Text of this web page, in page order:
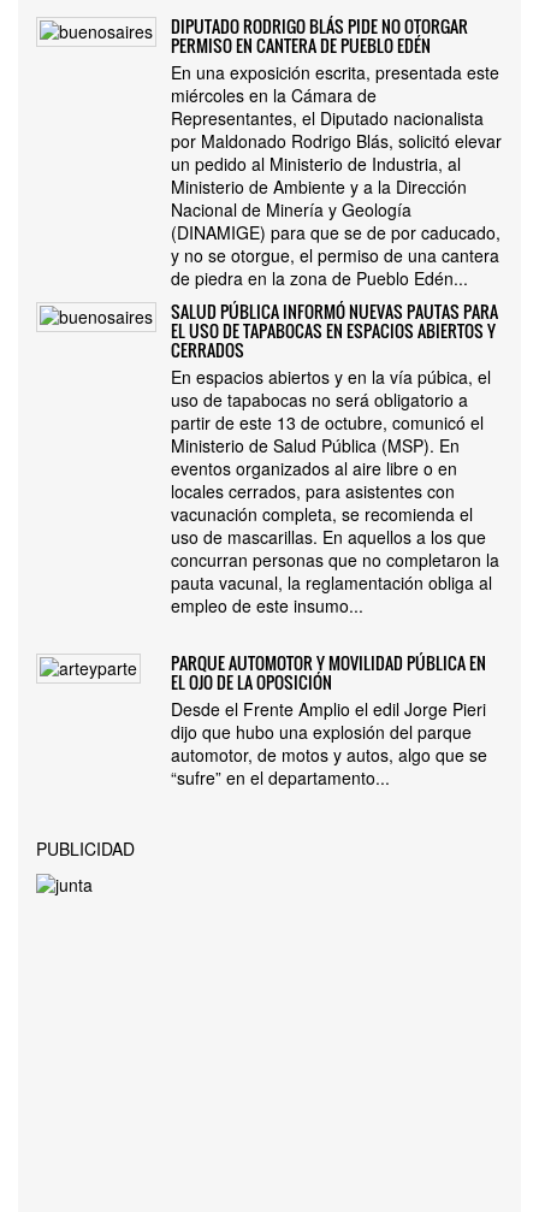
DIPUTADO RODRIGO BLÁS PIDE NO OTORGAR
PERMISO EN CANTERA DE PUEBLO EDÉN
En una exposición escrita, presentada este
miércoles en la Cámara de
Representantes, el Diputado nacionalista
por Maldonado Rodrigo Blás, solicitó elevar
un pedido al Ministerio de Industria, al
Ministerio de Ambiente y a la Dirección
Nacional de Minería y Geología
(DINAMIGE) para que se de por caducado,
y no se otorgue, el permiso de una cantera
de piedra en la zona de Pueblo Edén...
SALUD PÚBLICA INFORMÓ NUEVAS PAUTAS PARA
EL USO DE TAPABOCAS EN ESPACIOS ABIERTOS Y
CERRADOS
En espacios abiertos y en la vía púbica, el
uso de tapabocas no será obligatorio a
partir de este 13 de octubre, comunicó el
Ministerio de Salud Pública (MSP). En
eventos organizados al aire libre o en
locales cerrados, para asistentes con
vacunación completa, se recomienda el
uso de mascarillas. En aquellos a los que
concurran personas que no completaron la
pauta vacunal, la reglamentación obliga al
empleo de este insumo...
PARQUE AUTOMOTOR Y MOVILIDAD PÚBLICA EN
EL OJO DE LA OPOSICIÓN
Desde el Frente Amplio el edil Jorge Pieri
dijo que hubo una explosión del parque
automotor, de motos y autos, algo que se
“sufre” en el departamento...
PUBLICIDAD